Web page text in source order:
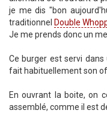
je me dis "bon
traditionnel Double
Je me prends donc un
Ce burger est servi
fait habituellement son
En ouvrant la boite, on
assemblé, comme il est